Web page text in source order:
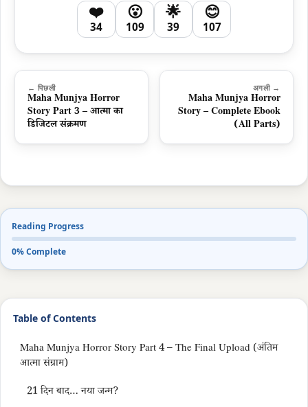
❤️
34
😮
109
🌟
39
😊
107
← पिछली
Maha Munjya Horror
Story Part 3 – आत्मा का
डिजिटल संक्रमण
अगली →
Maha Munjya Horror
Story – Complete Ebook
(All Parts)
Reading Progress
0% Complete
Table of Contents
Maha Munjya Horror Story Part 4 – The Final Upload (अंतिम
आत्मा संग्राम)
21 दिन बाद… नया जन्म?